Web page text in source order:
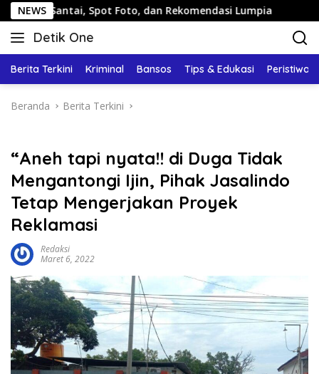
Langsung
ke
konten
NEWS
Spot Foto, dan Rekomendasi Lumpia Panduan
Detik One
Tajam
Fakta
Berita Terkini Kriminal Bansos Tips & Edukasi Peristiwa
Beranda Berita Terkini
“Aneh tapi nyata!! di Duga Tidak
Mengantongi Ijin, Pihak Jasalindo
Tetap Mengerjakan Proyek
Reklamasi
Redaksi
Maret 6, 2022